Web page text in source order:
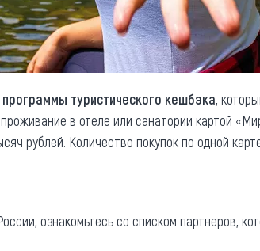
туристического кешбэка,
в отеле или санатории картой
рублей. Количество покупок по одной
ознакомьтесь со списком партнеров,